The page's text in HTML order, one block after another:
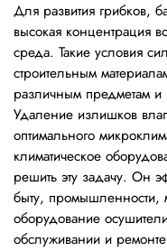
Для развития грибков,
высокая концентрация
среда. Такие условия
строительным
различным предметам
Удаление излишков
оптимального
климатическое
решить эту задачу. Он
быту, промышленности,
оборудование
обслуживании и